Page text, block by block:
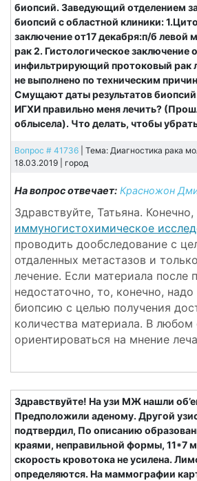
биопсий. Заведующий отделением
биопсий с областной клиники:
заключение от17 декабря:п/б левой
рак 2. Гистологическое заключение
инфильтрирующий протоковый рак
не выполнено по техническим
Смущают даты результатов
ИГХИ правильно меня лечить?
облысела). Что делать, чтобы
Вопрос # 41736 | Тема: Диагностика рака
18.03.2019 | город
На вопрос отвечает: Красножон
Здравствуйте, Татьяна.
иммуногистохимическое
проводить дообследование с
отдаленных метастазов и
лечение. Если материала после
недостаточно, то, конечно, надо
биопсию с целью получения
количества материала. В любом
ориентироваться на мнение
Здравствуйте! На узи МЖ нашли
Предположили аденому. Другой
подтвердил, По описанию
краями, неправильной формы, 11*7
скорость кровотока не усилена.
определяются. На маммографии